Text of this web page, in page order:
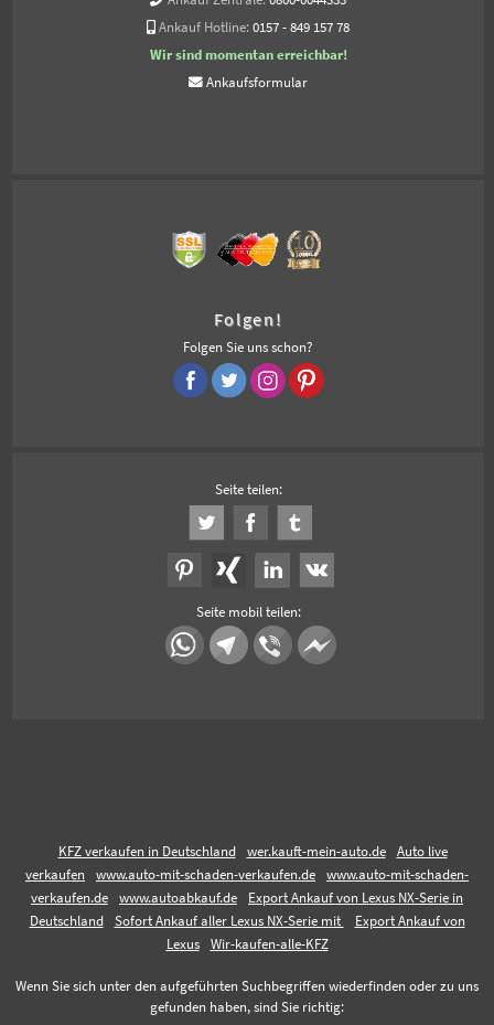
Ankauf Hotline: 0157 - 849 157 78
Wir sind momentan erreichbar!
Ankaufsformular
Folgen!
Folgen Sie uns schon?
Seite teilen:
Seite mobil teilen:
KFZ verkaufen in Deutschland wer.kauft-mein-auto.de
Auto live
verkaufen
www.auto-mit-schaden-verkaufen.de
www.auto-mit-schaden-
verkaufen.de
www.autoabkauf.de
Export Ankauf von Lexus NX-Serie in
Deutschland
Sofort Ankauf aller Lexus NX-Serie mit
Export Ankauf von
Lexus
Wir-kaufen-alle-KFZ
Wenn Sie sich unter den aufgeführten Suchbegriffen wiederfinden oder zu uns
gefunden haben, sind Sie richtig: